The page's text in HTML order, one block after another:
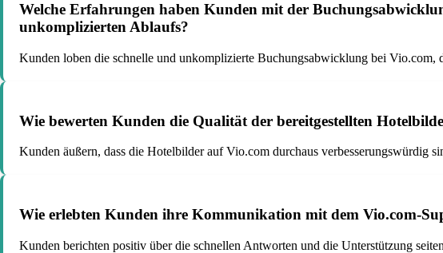
Welche Erfahrungen haben Kunden mit der
unkomplizierten Ablaufs?
Kunden loben die schnelle und unkomplizierte Buchungsabwicklung bei Vio.com,
Wie bewerten Kunden die Qualität der bereitgestellten
Kunden äußern, dass die Hotelbilder auf Vio.com durchaus verbesserungswürdig
Wie erlebten Kunden ihre Kommunikation mit dem Vio.com-
Kunden berichten positiv über die schnellen Antworten und die Unterstützung